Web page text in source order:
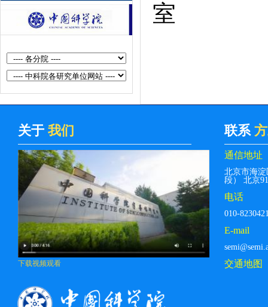
Silicon Photonics for Sensing,
Communications...
[黄昆论坛]第400期：硅光平台技术
及应用
的孤子光频梳和量子光频梳
[黄昆论坛]第408期：Cavity Control
of Excitons in Two-Dimensional
Materials
[黄昆论坛]第407期：Alchemy Of The
Xxi Century：Digital Synthesis Of
Quant...
[黄昆论坛]第406期：Spin-orbit
torque and its applications
of Research on Ultrawide Bandgap
室
关于 我们
下载视频观看
联系
通信地址
北京市海
段） 北京
电话
010-
E-mail
交通地图